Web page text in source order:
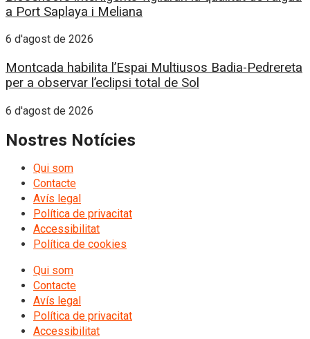
a Port Saplaya i Meliana
6 d'agost de 2026
Montcada habilita l’Espai Multiusos Badia-Pedrereta
per a observar l’eclipsi total de Sol
6 d'agost de 2026
Nostres Notícies
Qui som
Contacte
Avís legal
Política de privacitat
Accessibilitat
Política de cookies
Qui som
Contacte
Avís legal
Política de privacitat
Accessibilitat